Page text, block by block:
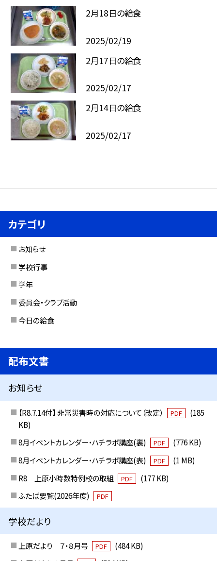
2月18日の給食
2025/02/19
2月17日の給食
2025/02/17
2月14日の給食
2025/02/17
カテゴリ
お知らせ
学校行事
学年
委員会・クラブ活動
今日の給食
配布文書
お知らせ
【R8.7.14付】 非常災害時の対応について（改定） PDF
(185
KB)
8月イベントカレンダー・ハチラボ講座(裏)
PDF
(776 KB)
8月イベントカレンダー・ハチラボ講座(表)
PDF
(1 MB)
R8 上原小時数特例校の取組
PDF
(177 KB)
ふたば要覧(2026年度)
PDF
学校だより
上原だより ７・８月号 PDF
(484 KB)